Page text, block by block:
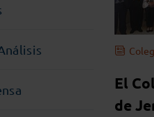
El
de